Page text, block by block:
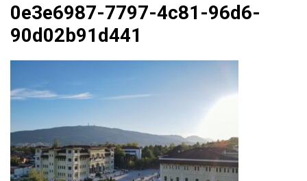
0e3e6987-7797-4c81-96d6-
90d02b91d441